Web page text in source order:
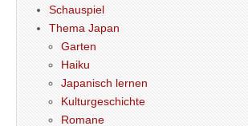
Schauspiel
Thema Japan
Garten
Haiku
Japanisch lernen
Kulturgeschichte
Romane